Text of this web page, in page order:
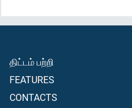
திட்டம் பற்றி
FEATURES
CONTACTS